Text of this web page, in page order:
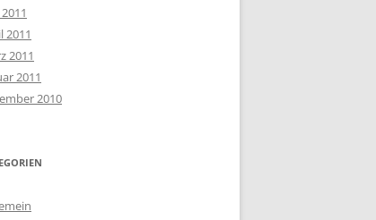
2011
2011
2011
2010